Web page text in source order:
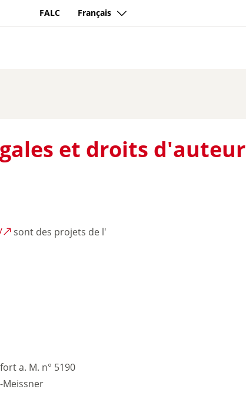
FALC Français
et droits d'auteur
sont des projets de l'
a. M. n° 5190